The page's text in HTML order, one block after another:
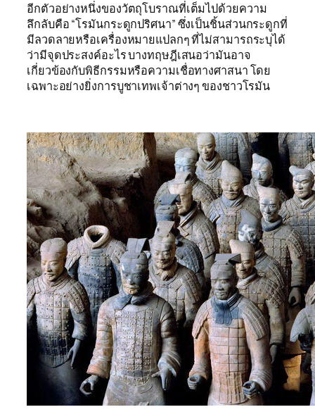
อีกตัวอย่างหนึ่งของวัตถุโบราณที่เต็มไปด้วยความ
ลึกลับคือ “โรมันกระดูกปริศนา” ซึ่งเป็นชิ้นส่วนกระดูกที่
มีลวดลายหรือเครื่องหมายแปลกๆ ที่ไม่สามารถระบุได้
ว่ามีจุดประสงค์อะไร บางทฤษฎีเสนอว่ามันอาจ
เกี่ยวข้องกับพิธีกรรมหรือความเชื่อทางศาสนา โดย
เฉพาะอย่างยิ่งการบูชาเทพเจ้าต่างๆ ของชาวโรมัน